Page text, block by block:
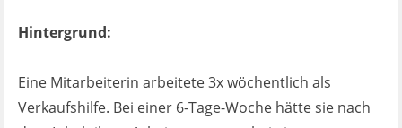
Ist es wirklich gut?
Hintergrund:
Eine Mitarbeiterin arbeitete 3x wöchentlich als
Verkaufshilfe. Bei einer 6-Tage-Woche hätte sie nach